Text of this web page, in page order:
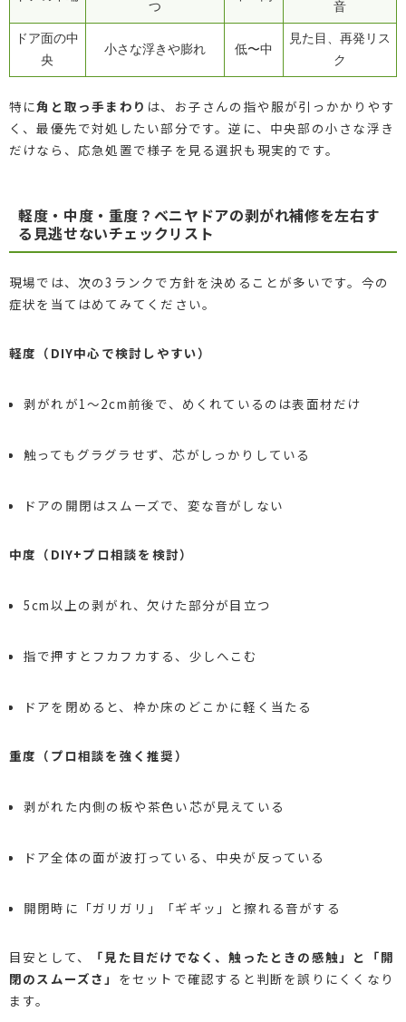
つ
音
ドア面の中
央
小さな浮きや膨れ 低〜中
見た目、再発リス
ク
特に角と取っ手まわり は、お子さんの指や服が引っかかりやす
く、最優先で対処したい部分です。逆に、中央部の小さな浮き
だけなら、応急処置で様子を見る選択も現実的です。
軽度・中度・重度？ベニヤドアの剥がれ補修を左右す
る見逃せないチェックリスト
現場では、次の3ランクで方針を決めることが多いです。今の
症状を当てはめてみてください。
軽度（DIY中心で検討しやすい）
剥がれが1〜2cm前後で、めくれているのは表面材だけ
触ってもグラグラせず、芯がしっかりしている
ドアの開閉はスムーズで、変な音がしない
中度（DIY+プロ相談を検討）
5cm以上の剥がれ、欠けた部分が目立つ
指で押すとフカフカする、少しへこむ
ドアを閉めると、枠か床のどこかに軽く当たる
重度（プロ相談を強く推奨）
剥がれた内側の板や茶色い芯が見えている
ドア全体の面が波打っている、中央が反っている
開閉時に「ガリガリ」「ギギッ」と擦れる音がする
目安として、
「見た目だけでなく、触ったときの感触」と「開
閉のスムーズさ」 をセットで確認すると判断を誤りにくくなり
ます。